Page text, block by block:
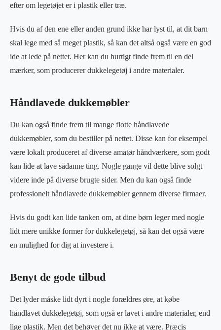
efter om legetøjet er i plastik eller træ.
Hvis du af den ene eller anden grund ikke har lyst til, at dit barn
skal lege med så meget plastik, så kan det altså også være en god
ide at lede på nettet. Her kan du hurtigt finde frem til en del
mærker, som producerer dukkelegetøj i andre materialer.
Håndlavede dukkemøbler
Du kan også finde frem til mange flotte håndlavede
dukkemøbler, som du bestiller på nettet. Disse kan for eksempel
være lokalt produceret af diverse amatør håndværkere, som godt
kan lide at lave sådanne ting. Nogle gange vil dette blive solgt
videre inde på diverse brugte sider. Men du kan også finde
professionelt håndlavede dukkemøbler gennem diverse firmaer.
Hvis du godt kan lide tanken om, at dine børn leger med nogle
lidt mere unikke former for dukkelegetøj, så kan det også være
en mulighed for dig at investere i.
Benyt de gode tilbud
Det lyder måske lidt dyrt i nogle forældres øre, at købe
håndlavet dukkelegetøj, som også er lavet i andre materialer, end
lige plastik. Men det behøver det nu ikke at være. Præcis